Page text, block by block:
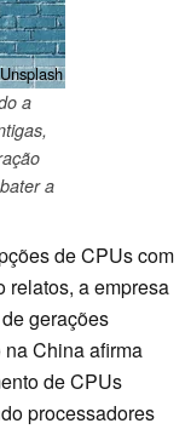
a
a
de CPUs com
relatos, a empresa
gerações
China afirma
de CPUs
processadores